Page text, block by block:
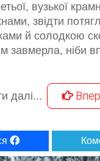
вузької
звідти
й солодкою
завмерла, ніби
далі...